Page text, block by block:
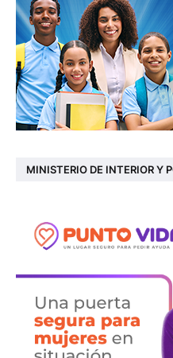
MINISTERIO DE INTERIOR Y